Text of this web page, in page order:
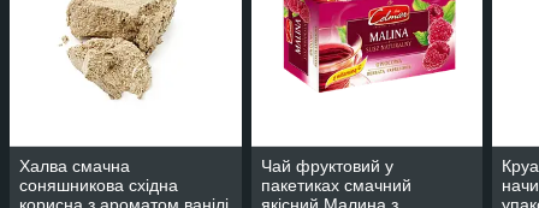
Халва смачна
соняшникова східна
Чай фруктовий у
пакетиках смачний